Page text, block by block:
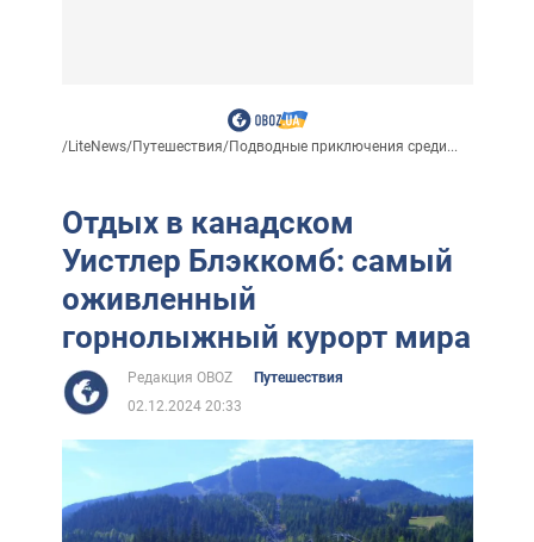
/LiteNews/Путешествия/Подводные приключения среди...
Отдых в канадском
Уистлер Блэккомб: самый
оживленный
горнолыжный курорт мира
Редакция OBOZ
Путешествия
02.12.2024 20:33